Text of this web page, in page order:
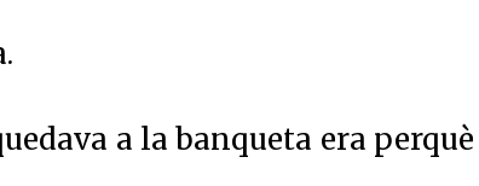
a la banqueta era